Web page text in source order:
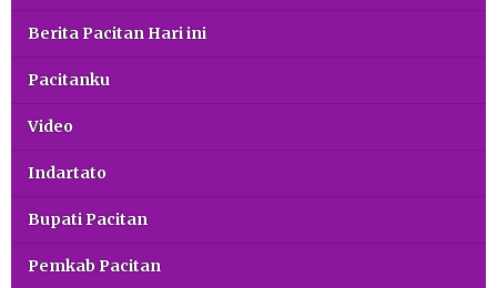
Berita Pacitan Hari ini
Pacitanku
Video
Indartato
Bupati Pacitan
Pemkab Pacitan